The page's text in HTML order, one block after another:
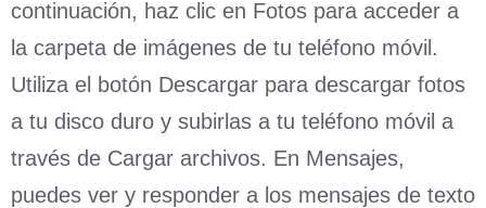
continuación, haz clic en Fotos para acceder a
la carpeta de imágenes de tu teléfono móvil.
Utiliza el botón Descargar para descargar fotos
a tu disco duro y subirlas a tu teléfono móvil a
través de Cargar archivos. En Mensajes,
puedes ver y responder a los mensajes de texto